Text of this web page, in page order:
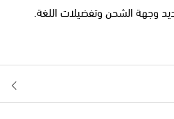
وجهة الشحن وتفضيلات اللغة.